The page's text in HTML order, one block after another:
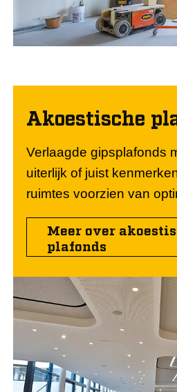
Akoestische
Verlaagde gipsplafonds
uiterlijk of juist
ruimtes voorzien van
Meer over
plafonds